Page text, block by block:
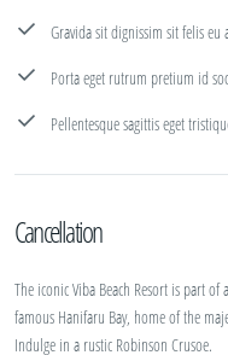
Gravida sit dignissim sit felis eu
Porta eget rutrum pretium id
Pellentesque sagittis eget
Cancellation
The iconic Viba Beach Resort is part
famous Hanifaru Bay, home of the
Indulge in a rustic Robinson Crusoe.